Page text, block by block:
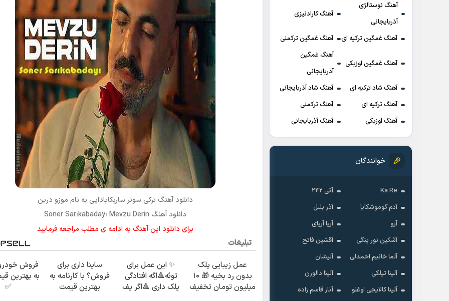
آهنگ نوستالژی
آذربایجانی
آهنگ کارادنیزی
آهنگ غمگین ترکیه ای آهنگ غمگین ترکمنی
آهنگ غمگین اوزبکی
آهنگ غمگین
آذربایجانی
آهنگ شاد ترکیه ای
آهنگ شاد آذربایجانی
آهنگ ترکیه ای
آهنگ ترکمنی
آهنگ اوزبکی
آهنگ آذربایجانی
خوانندگان
Ka Re
آتی 242
آدم گوموشکایا
آذر بلبل
آرو
آریا آریای
آشکین نور ینگی
آقشین فاتح
آلما خانیم احمدلی
آلیشان
آلینا تیلکی
آلینا دالورن
آلینا کالایجی اوغلو
آنار قاسم زاده
دانلود آهنگ ترکی سونر ساریکابادایی به نام موزو درین
دانلود آهنگ Soner Sarıkabadayı Mevzu Derin
برای دانلود این آهنگ به ادامه ی مطلب مراجعه فرمایید
تبلیغات
عمل زیبایی پلک
بدون رد بخیه 🎁 ۱۰
میلیون تومان تخفیف
✨ این عمل برای
توئه🔺اگه افتادگی
پلک داری 🔺اگر پف
ساینا داری برای
فروش؟ با کارنامه به
بهترین قیمت
فروش
به بهترین
✅